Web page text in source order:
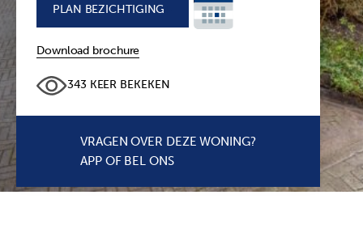
PLAN BEZICHTIGING
Download brochure
343 KEER BEKEKEN
VRAGEN OVER DEZE WONING?
APP OF BEL ONS